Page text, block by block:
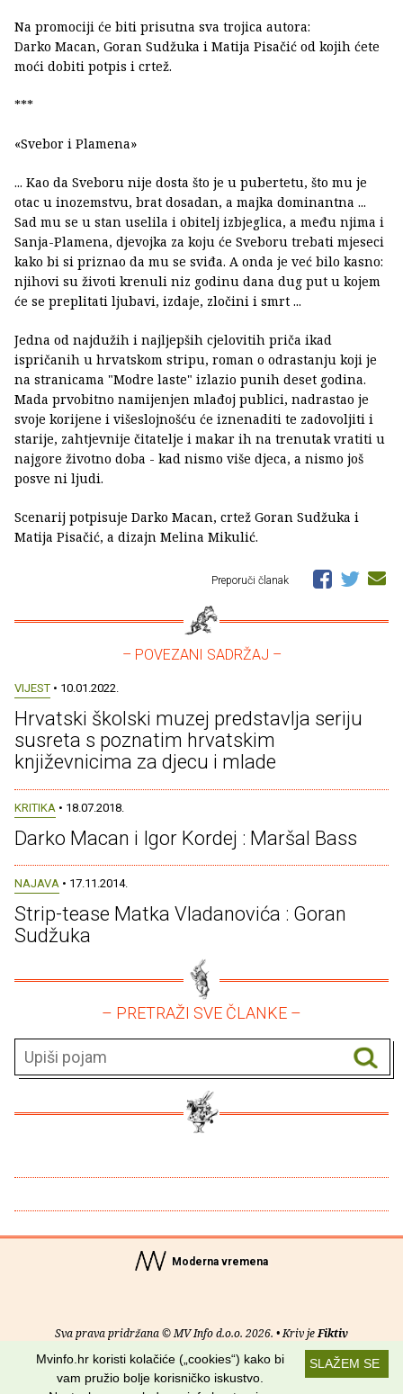
Na promociji će biti prisutna sva trojica autora:
Darko Macan, Goran Sudžuka i Matija Pisačić od kojih ćete
moći dobiti potpis i crtež.
***
«Svebor i Plamena»
... Kao da Sveboru nije dosta što je u pubertetu, što mu je
otac u inozemstvu, brat dosadan, a majka dominantna ...
Sad mu se u stan uselila i obitelj izbjeglica, a među njima i
Sanja-Plamena, djevojka za koju će Sveboru trebati mjeseci
kako bi si priznao da mu se sviđa. A onda je već bilo kasno:
njihovi su životi krenuli niz godinu dana dug put u kojem
će se preplitati ljubavi, izdaje, zločini i smrt ...
Jedna od najdužih i najljepših cjelovitih priča ikad
ispričanih u hrvatskom stripu, roman o odrastanju koji je
na stranicama "Modre laste" izlazio punih deset godina.
Mada prvobitno namijenjen mlađoj publici, nadrastao je
svoje korijene i višeslojnošću će iznenaditi te zadovoljiti i
starije, zahtjevnije čitatelje i makar ih na trenutak vratiti u
najgore životno doba - kad nismo više djeca, a nismo još
posve ni ljudi.
Scenarij potpisuje Darko Macan, crtež Goran Sudžuka i
Matija Pisačić, a dizajn Melina Mikulić.
Preporuči članak
– POVEZANI SADRŽAJ –
VIJEST • 10.01.2022.
Hrvatski školski muzej predstavlja seriju
susreta s poznatim hrvatskim
književnicima za djecu i mlade
KRITIKA • 18.07.2018.
Darko Macan i Igor Kordej : Maršal Bass
NAJAVA • 17.11.2014.
Strip-tease Matka Vladanovića : Goran
Sudžuka
– PRETRAŽI SVE ČLANKE –
Moderna vremena
Sva prava pridržana © MV Info d.o.o. 2026. • Kriv jeFiktiv
Uvjeti korištenja RSS kanaliSLAŽEM SE
Mvinfo.hr koristi kolačiće („cookies“) kako bi
vam pružio bolje korisničko iskustvo.